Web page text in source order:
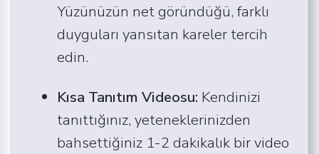
Yüzünüzün net göründüğü, farklı
duyguları yansıtan kareler tercih
edin.
Kısa Tanıtım Videosu: Kendinizi
tanıttığınız, yeteneklerinizden
bahsettiğiniz 1-2 dakikalık bir video